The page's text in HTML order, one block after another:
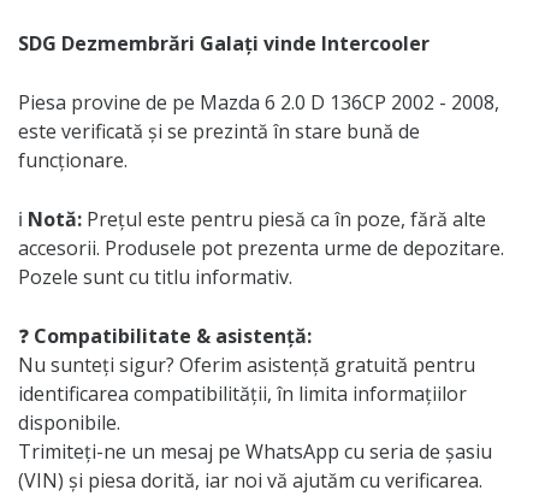
SDG Dezmembrări Galați vinde Intercooler
Piesa provine de pe Mazda 6 2.0 D 136CP 2002 - 2008,
este verificată și se prezintă în stare bună de
funcționare.
ℹ️ Notă: Prețul este pentru piesă ca în poze, fără alte
accesorii. Produsele pot prezenta urme de depozitare.
Pozele sunt cu titlu informativ.
❓ Compatibilitate & asistență:
Nu sunteți sigur? Oferim asistență gratuită pentru
identificarea compatibilității, în limita informațiilor
disponibile.
Trimiteți-ne un mesaj pe WhatsApp cu seria de șasiu
(VIN) și piesa dorită, iar noi vă ajutăm cu verificarea.